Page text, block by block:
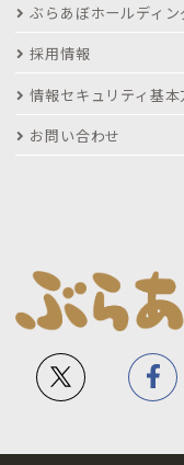
ぶらあぼホールディン
採用情報
情報セキュリティ基本
お問い合わせ